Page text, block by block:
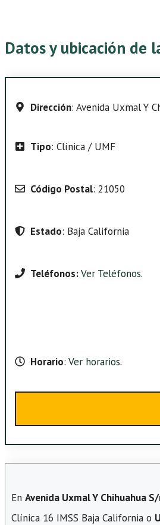
Datos y ubicación de
Dirección: Avenida Uxmal Y
Tipo: Clínica / UMF
Código Postal: 21050
Estado: Baja California
Teléfonos:Ver Teléfonos.
Horario: Ver horarios.
En Avenida Uxmal Y Chihuahua
Clínica 16 IMSS Baja California o